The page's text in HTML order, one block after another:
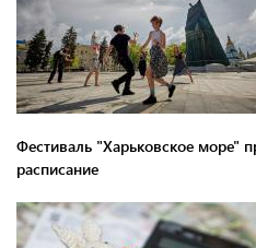
Фестиваль "Харьковское море"
расписание